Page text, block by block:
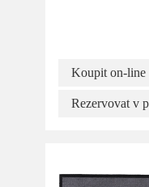
Koupit on-line
Rezervovat v